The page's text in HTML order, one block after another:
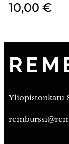
10,00 €
Yliopistonkatu